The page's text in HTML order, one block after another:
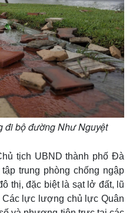
đi bộ đường Như Nguyệt
tịch UBND thành phố Đà
trung phòng chống ngập
thị, đặc biệt là sạt lở đất, lũ
lực lượng chủ lực Quân